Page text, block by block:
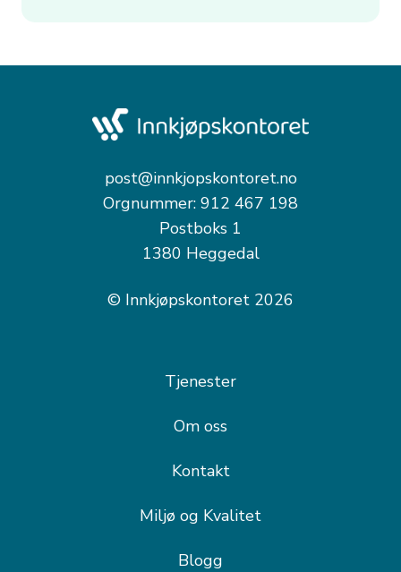
post@innkjopskontoret.no
Orgnummer: 912 467 198
Postboks 1
1380 Heggedal
© Innkjøpskontoret 2026
Tjenester
Om oss
Kontakt
Miljø og Kvalitet
Blogg